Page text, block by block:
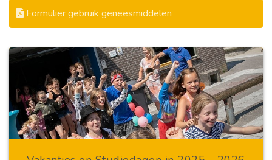
Formulier gebruik geneesmiddelen